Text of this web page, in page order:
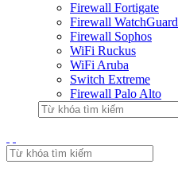
Firewall Fortigate
Firewall WatchGuard
Firewall Sophos
WiFi Ruckus
WiFi Aruba
Switch Extreme
Firewall Palo Alto